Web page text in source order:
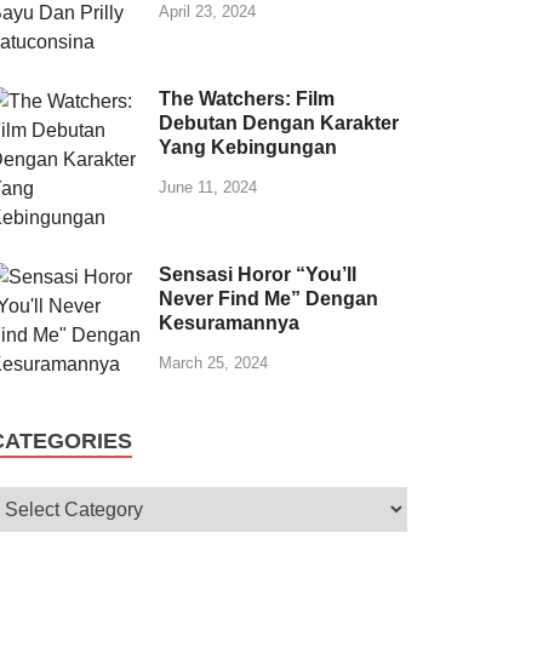
April 23, 2024
The Watchers: Film
Debutan Dengan Karakter
Yang Kebingungan
June 11, 2024
Sensasi Horor “You’ll
Never Find Me” Dengan
Kesuramannya
March 25, 2024